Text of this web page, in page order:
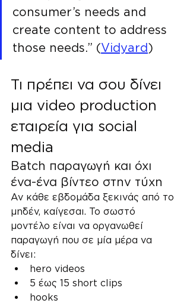
consumer’s needs and
create content to address
those needs.” (Vidyard)
Τι πρέπει να σου δίνει
μια video production
εταιρεία για social
media
Batch παραγωγή και όχι
ένα-ένα βίντεο στην τύχη
Αν κάθε εβδομάδα ξεκινάς από το
μηδέν, καίγεσαι. Το σωστό
μοντέλο είναι να οργανωθεί
παραγωγή που σε μία μέρα να
δίνει:
hero videos
5 έως 15 short clips
hooks